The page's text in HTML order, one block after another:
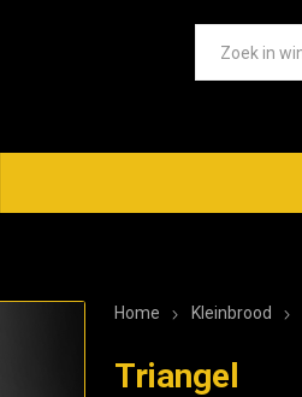
Home Kleinbrood
Triangel